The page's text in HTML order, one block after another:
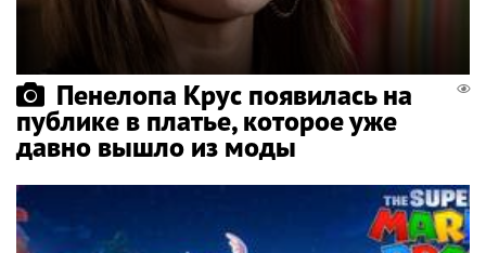
Пенелопа Крус появилась на
публике в платье, которое уже
давно вышло из моды